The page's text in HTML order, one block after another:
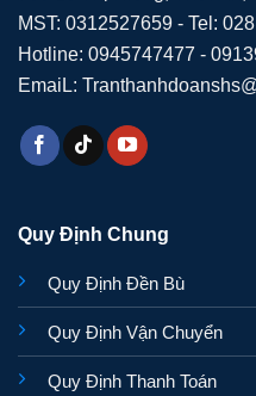
MST: 0312527659 - Tel:
Hotline: 0945747477 -
EmaiL:
Quy Định Chung
Quy Định Đền Bù
Quy Định Vận Chuyển
Quy Định Thanh Toán